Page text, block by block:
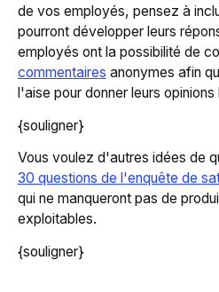
de vos employés, pensez à
pourront développer leurs
employés ont la possibilité de
commentaires anonymes afin
l'aise pour donner leurs opinions
{souligner}
Vous voulez d'autres idées de
30 questions de l'enquête de
qui ne manqueront pas de
exploitables.
{souligner}